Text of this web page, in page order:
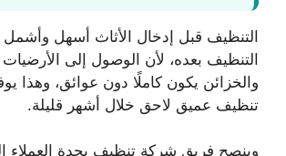
التنظيف قبل إدخال الأثاث أسهل وأشمل
التنظيف بعده، لأن الوصول إلى الأرضيات
والخزائن يكون كاملًا دون عوائق، وهذا
تنظيف عميق لاحق خلال أشهر قليلة.
وينصح فريق شركة تنظيف بجدة العملاء